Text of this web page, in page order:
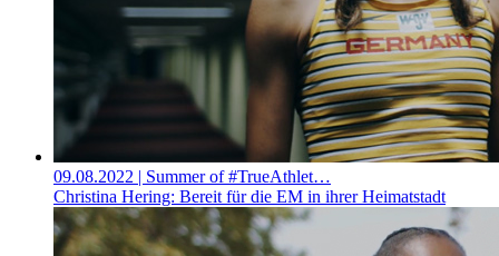
09.08.2022 | Summer of #TrueAthlet…
Christina Hering: Bereit für die EM in ihrer Heimatstadt